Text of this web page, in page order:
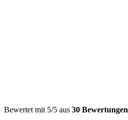
Bewertet mit 5/5 aus 30 Bewertungen